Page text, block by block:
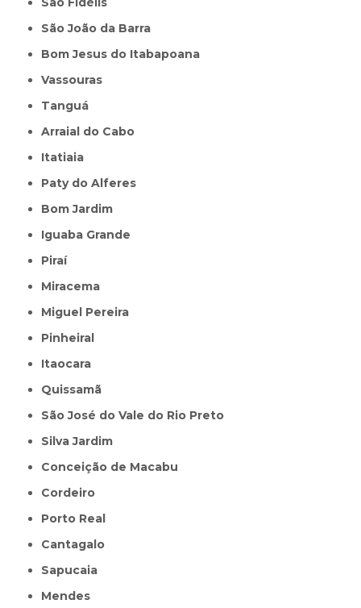
São João da Barra
Bom Jesus do Itabapoana
Vassouras
Tanguá
Arraial do Cabo
Itatiaia
Paty do Alferes
Bom Jardim
Iguaba Grande
Piraí
Miracema
Miguel Pereira
Pinheiral
Itaocara
Quissamã
São José do Vale do Rio Preto
Silva Jardim
Conceição de Macabu
Cordeiro
Porto Real
Cantagalo
Sapucaia
Mendes